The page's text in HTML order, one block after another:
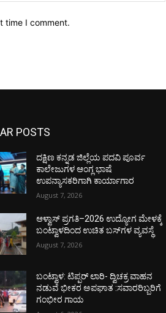
time I comment.
POSTS
ದಕ್ಷಿಣ ಕನ್ನಡ ಜಿಲ್ಲೆಯ ಪದವಿ ಪೂರ್ವ
ಕಾಲೇಜುಗಳ ಆಂಗ್ಲ ಭಾಷೆ
ಉಪನ್ಯಾಸಕರಿಗಾಗಿ ಕಾರ್ಯಾಗಾರ
August 7, 2026
ಆಳ್ವಾಸ್ ಪ್ರಗತಿ–2026 ಉದ್ಯೋಗ ಮೇಳಕ್ಕೆ
ಬಂಟ್ವಾಳದಿಂದ ಉಚಿತ ಬಸ್‌ಗಳ ವ್ಯವಸ್ಥೆ
August 7, 2026
ಬಂಟ್ವಾಳ: ಟಿಪ್ಪರ್ ಲಾರಿ- ದ್ವಿಚಕ್ರ ವಾಹನ
ನಡುವೆ ಭೀಕರ ಅಪಘಾತ :ಸವಾರರಿಬ್ಬರಿಗೆ
ಗಂಭೀರ ಗಾಯ